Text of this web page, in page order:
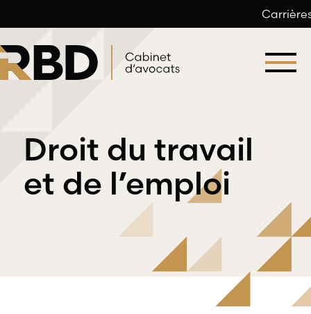
au
contenu
Droit
professionnel
déontologique
Droit du travail
et de l’emploi